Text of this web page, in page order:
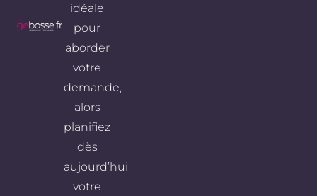
idéale
pour
aborder
votre
demande,
alors
planifiez
dès
aujourd’hui
votre